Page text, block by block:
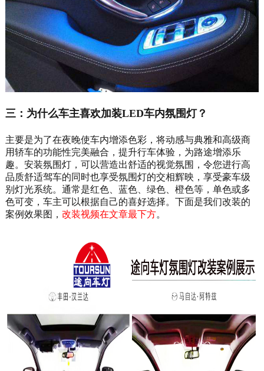
三：为什么车主喜欢加装LED车内氛围灯？
主要是为了在夜晚使车内增添色彩，将动感与典雅和高级商
用轿车的功能性完美融合，提升行车体验，为路途增添乐
趣。安装氛围灯，可以营造出舒适的视觉氛围，令您进行高
品质舒适驾车的同时也享受氛围灯的交相辉映，享受豪车级
别灯光系统。通常是红色、蓝色、绿色、橙色等，单色或多
色可变，车主可以根据自己的喜好选择。下面是我们改装的
案例效果图， 改装视频在文章最下方。